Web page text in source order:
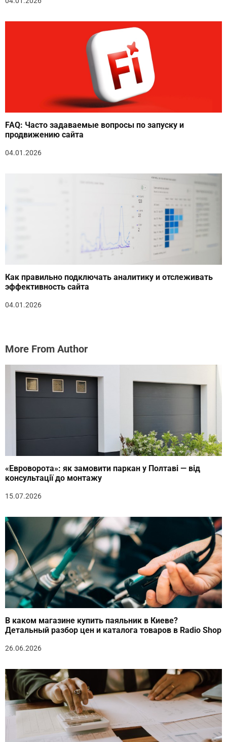
FAQ: Часто задаваемые вопросы по запуску и
продвижению сайта
04.01.2026
Как правильно подключать аналитику и отслеживать
эффективность сайта
04.01.2026
More From Author
«Евроворота»: як замовити паркан у Полтаві — від
консультації до монтажу
15.07.2026
В каком магазине купить паяльник в Киеве?
Детальный разбор цен и каталога товаров в Radio Shop
26.06.2026